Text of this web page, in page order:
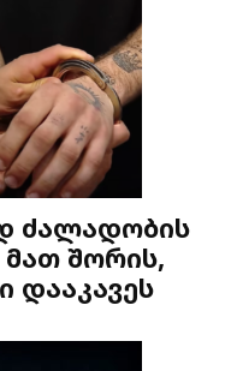
ძალადობის
შორის,
დააკავეს